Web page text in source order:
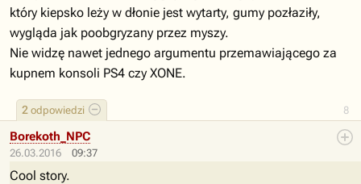
8
2 odpowiedzi
który kiepsko leży w dłonie jest wytarty, gumy pozłaziły,
wygląda jak poobgryzany przez myszy.
Nie widzę nawet jednego argumentu przemawiającego za
kupnem konsoli PS4 czy XONE.
26.03.2016 09:37
Borekoth_NPC
Cool story.